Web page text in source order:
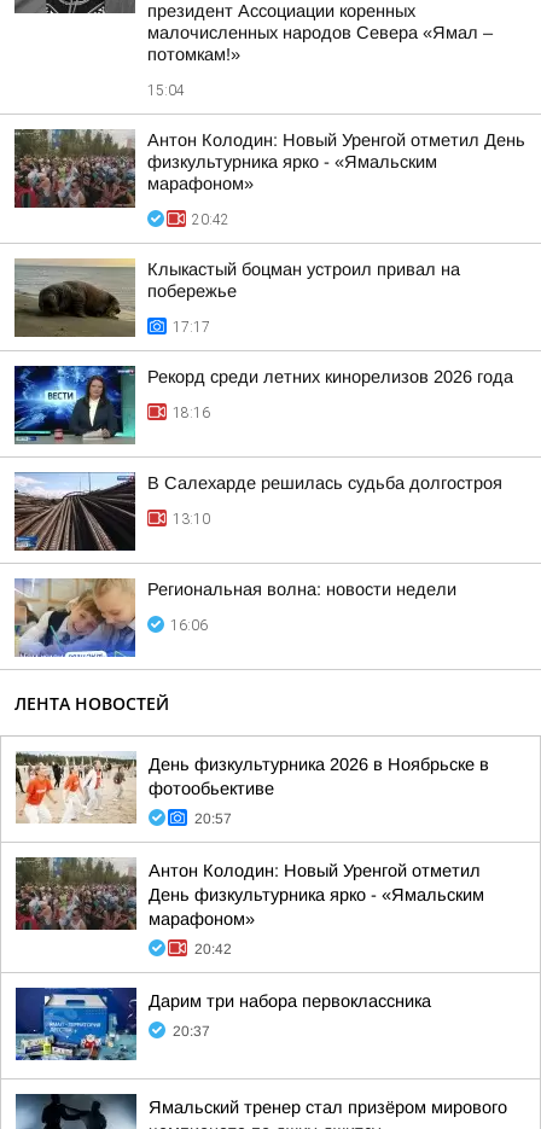
президент Ассоциации коренных
малочисленных народов Севера «Ямал –
потомкам!»
15:04
Антон Колодин: Новый Уренгой отметил День
физкультурника ярко - «Ямальским
марафоном»
20:42
Клыкастый боцман устроил привал на
побережье
17:17
Рекорд среди летних кинорелизов 2026 года
18:16
В Салехарде решилась судьба долгостроя
13:10
Региональная волна: новости недели
16:06
ЛЕНТА НОВОСТЕЙ
День физкультурника 2026 в Ноябрьске в
фотообьективе
20:57
Антон Колодин: Новый Уренгой отметил
День физкультурника ярко - «Ямальским
марафоном»
20:42
Дарим три набора первоклассника
20:37
Ямальский тренер стал призёром мирового